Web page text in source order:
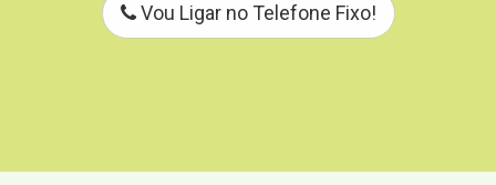
Vou Ligar no Telefone Fixo!